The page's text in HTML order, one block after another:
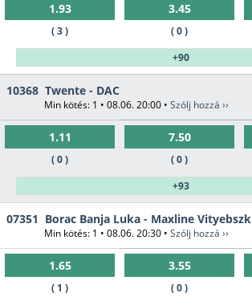
1.93
( 3 )
3.45
( 0 )
+90
10368 Twente - DAC
Min kötés: 1 • 08.06. 20:00 • Szólj hozzá ››
1.11
( 0 )
7.50
( 0 )
+93
07351 Borac Banja Luka - Maxline Vityebszk
Min kötés: 1 • 08.06. 20:30 • Szólj hozzá ››
1.65
( 1 )
3.55
( 0 )